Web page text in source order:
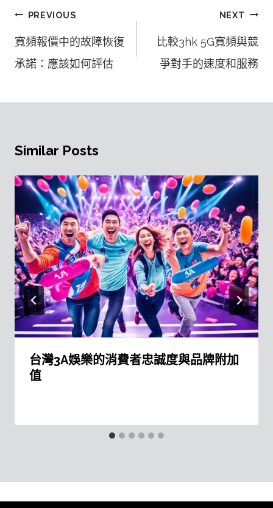
文
章
覽
PREVIOUS
寬頻報價中的故障恢復
承諾：應該如何評估
NEXT
比較3hk 5G寬頻與競
爭對手的速度和服務
Similar Posts
台灣3A娛樂的消費者忠誠度與品牌附加
值